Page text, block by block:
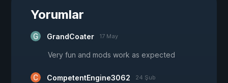
Yorumlar
GrandCoater 17 May
Very fun and mods work as expected
CompetentEngine3062 24 Şub